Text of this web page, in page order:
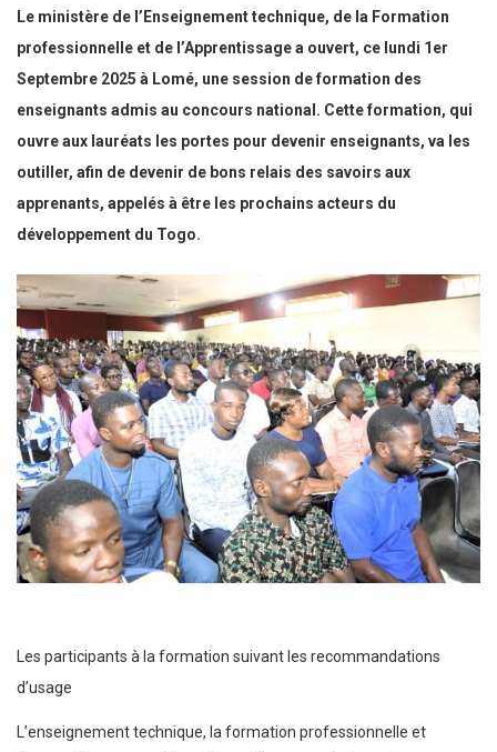
Le ministère de l’Enseignement technique, de la Formation
professionnelle et de l’Apprentissage a ouvert, ce lundi 1er
Septembre 2025 à Lomé, une session de formation des
enseignants admis au concours national. Cette formation, qui
ouvre aux lauréats les portes pour devenir enseignants, va les
outiller, afin de devenir de bons relais des savoirs aux
apprenants, appelés à être les prochains acteurs du
développement du Togo.
Les participants à la formation suivant les recommandations
d’usage
L’enseignement technique, la formation professionnelle et